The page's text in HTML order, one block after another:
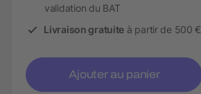
validation du BAT
Livraison gratuite à partir de 500 €
Ajouter au panier